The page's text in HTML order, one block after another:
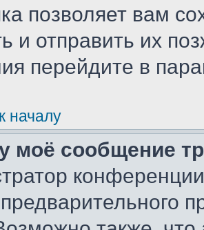
позволяет вам
и отправить их
перейдите в
началу
моё сообщение